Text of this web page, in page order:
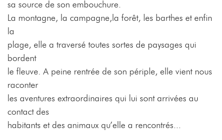
sa source de son embouchure.
La montagne, la campagne,la forêt, les barthes et enfin
la
plage, elle a traversé toutes sortes de paysages qui
bordent
le fleuve. A peine rentrée de son périple, elle vient nous
raconter
les aventures extraordinaires qui lui sont arrivées au
contact des
habitants et des animaux qu’elle a rencontrés...